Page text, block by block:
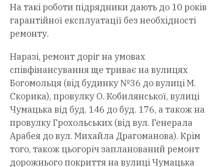
На такі роботи підрядники дають до 10 років
гарантійної експлуатації без необхідності
ремонту.
Наразі, ремонт доріг на умовах
співфінансування ще триває на вулицях
Богомольця (від будинку №36 до вулиці М.
Скорика), провулку О. Кобилянської, вулиці
Чумацька від буд. 146 до буд. 176, а також на
провулку Грохольських (від вул. Генерала
Арабея до вул. Михайла Драгоманова). Крім
того, також цьогоріч запланований ремонт
дорожнього покриття на вулиці Чумацька